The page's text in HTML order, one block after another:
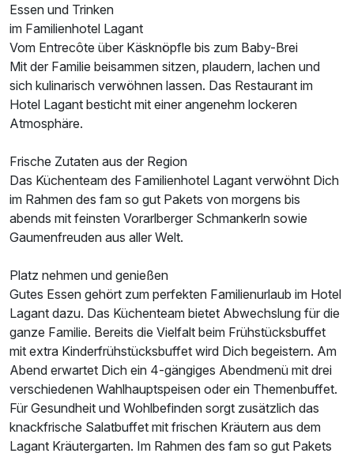
Essen und Trinken
im Familienhotel Lagant
Vom Entrecôte über Käsknöpfle bis zum Baby-Brei
Mit der Familie beisammen sitzen, plaudern, lachen und
sich kulinarisch verwöhnen lassen. Das Restaurant im
Hotel Lagant besticht mit einer angenehm lockeren
Atmosphäre.
Frische Zutaten aus der Region
Das Küchenteam des Familienhotel Lagant verwöhnt Dich
im Rahmen des fam so gut Pakets von morgens bis
abends mit feinsten Vorarlberger Schmankerln sowie
Gaumenfreuden aus aller Welt.
Platz nehmen und genießen
Gutes Essen gehört zum perfekten Familienurlaub im Hotel
Lagant dazu. Das Küchenteam bietet Abwechslung für die
ganze Familie. Bereits die Vielfalt beim Frühstücksbuffet
mit extra Kinderfrühstücksbuffet wird Dich begeistern. Am
Abend erwartet Dich ein 4-gängiges Abendmenü mit drei
verschiedenen Wahlhauptspeisen oder ein Themenbuffet.
Für Gesundheit und Wohlbefinden sorgt zusätzlich das
knackfrische Salatbuffet mit frischen Kräutern aus dem
Lagant Kräutergarten. Im Rahmen des fam so gut Pakets